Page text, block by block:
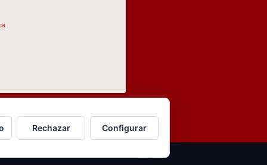
NAVEGADOR
ARTÍCULOS
Rechazar Configurar